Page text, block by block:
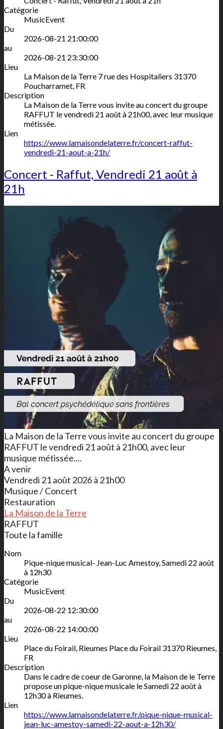
Catégorie
MusicEvent
Du
2026-08-21 21:00:00
au
2026-08-21 23:30:00
Lieu
La Maison de la Terre 7 rue des Hospitaliers 31370
Poucharramet, FR
Description
La Maison de la Terre vous invite au concert du groupe
RAFFUT le vendredi 21 août à 21h00, avec leur musique
métissée.
Lien
https://www.lamaisondelaterre.fr/concert-raffut-
vendredi-21-aout-a-21h/
Concert - Raffut, Vendredi 21 août à
21h
La Maison de la Terre vous invite au concert du groupe
RAFFUT le vendredi 21 août à 21h00, avec leur
musique métissée....
A venir
Vendredi 21 août 2026 à 21h00
Musique / Concert
Restauration
La Maison de la Terre
RAFFUT
Toute la famille
Nom
Pique-nique musical- Jean-Luc Amestoy, Samedi 22 août
à 12h30
Catégorie
MusicEvent
Du
2026-08-22 12:30:00
au
2026-08-22 14:00:00
Lieu
Place du Foirail, Rieumes Place du Foirail 31370 Rieumes
FR
Description
Dans le cadre de coeur de Garonne, la Maison de le Terre
propose un pique-nique musicale le Samedi 22 août à
12h30 à Rieumes.
Lien
https://www.lamaisondelaterre.fr/pique-nique-musical-
jean-luc-amestoy-samedi-22-aout-a-12h30/